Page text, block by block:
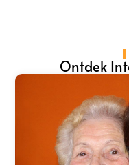
Ontdek